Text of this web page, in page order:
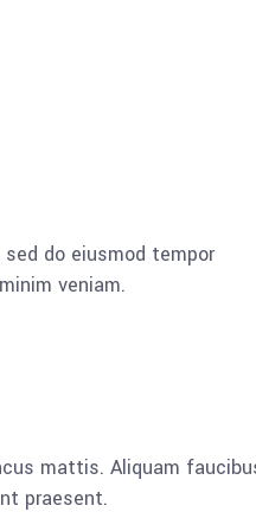
do eiusmod tempor
veniam.
mattis. Aliquam
praesent.